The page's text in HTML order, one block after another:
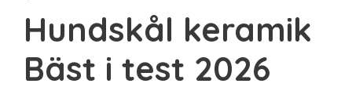
Hundskål keramik
Bäst i test 2026